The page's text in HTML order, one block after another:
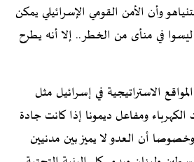
وأن الأمن القومي الإسرائيلي يمكن
ليسوا في منأى من الخطر.. إلا أنه يطرح
الاستراتيجية في إسرائيل مثل
الكهرباء ومفاعل ديمونا إذا كانت جادة
أن العدو لا يميز بين مدنيين